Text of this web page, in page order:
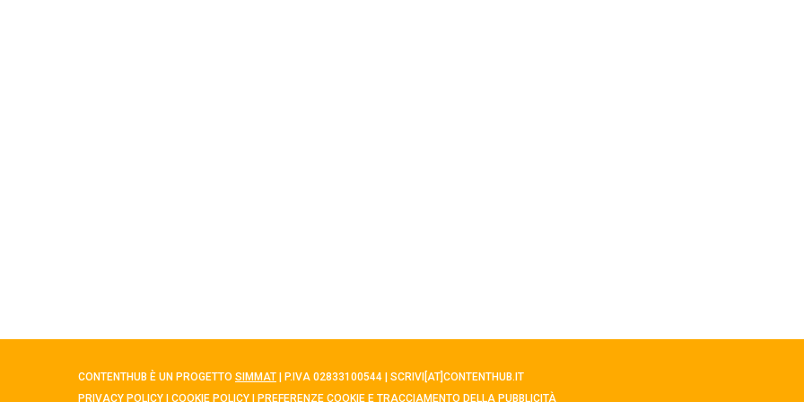
CONTENTHUB È UN PROGETTO SIMMAT | P.IVA 02833100544 | SCRIVI[AT]CONTENTHUB.IT
PRIVACY POLICY | COOKIE POLICY | PREFERENZE COOKIE E TRACCIAMENTO DELLA PUBBLICITÀ